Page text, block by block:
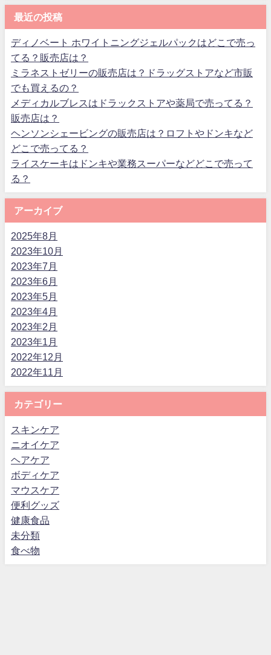
最近の投稿
ディノベート ホワイトニングジェルパックはどこで売っ
てる？販売店は？
ミラネストゼリーの販売店は？ドラッグストアなど市販
でも買えるの？
メディカルブレスはドラックストアや薬局で売ってる？
販売店は？
ヘンソンシェービングの販売店は？ロフトやドンキなど
どこで売ってる？
ライスケーキはドンキや業務スーパーなどどこで売って
る？
アーカイブ
2025年8月
2023年10月
2023年7月
2023年6月
2023年5月
2023年4月
2023年2月
2023年1月
2022年12月
2022年11月
カテゴリー
スキンケア
ニオイケア
ヘアケア
ボディケア
マウスケア
便利グッズ
健康食品
未分類
食べ物